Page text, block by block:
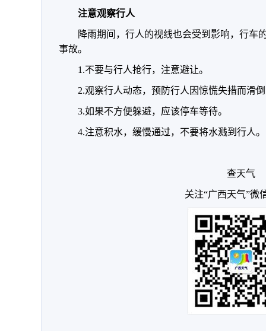
注意观察行人
降雨期间，行人的视线也会受到影响，行车
事故。
1.不要与行人抢行，注意避让。
2.观察行人动态，预防行人因惊慌失措而滑
3.如果不方便躲避，应该停车等待。
4.注意积水，缓慢通过，不要将水溅到行人。
查天气
关注“广西天气”微